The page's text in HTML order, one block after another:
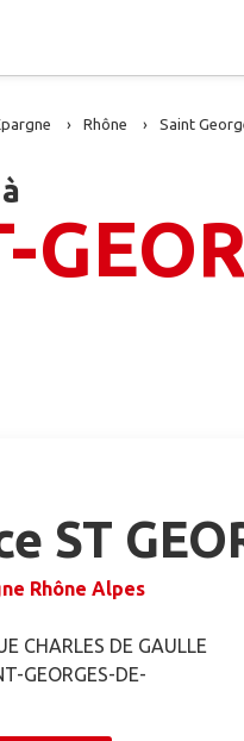
Rhône Saint
ST
Rhône Alpes
CHARLES DE GAULLE
GEORGES-DE-